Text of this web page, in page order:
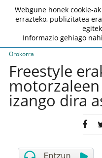
Orokorra
Freestyle
izango dira
Webgune honek cookie-
errazteko, publizitatea
Informazio gehiago